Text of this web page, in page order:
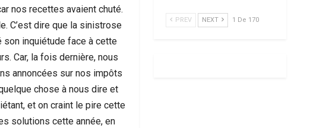
nos recettes avaient chuté.
C’est dire que la sinistrose
son inquiétude face à cette
Car, la fois dernière, nous
annoncées sur nos impôts
chose à nous dire et
et on craint le pire cette
solutions cette année, en
PREV NEXT 1 De 170